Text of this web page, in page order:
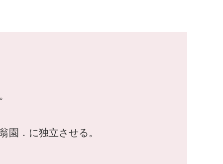
．に独立させる。